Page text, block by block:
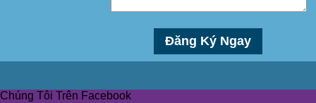
Chúng Tôi Trên Facebook